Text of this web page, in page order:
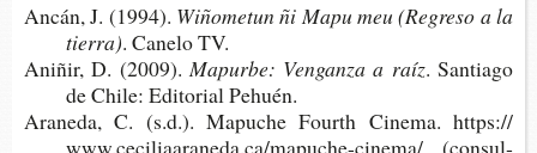
Ancán, J. (1994). Wiño­me­tun ñi Mapu meu (Regre­so a la
tierra). Cane­lo TV.
Aniñir, D. (2009).Mapur­be: Ven­gan­za a raíz. San­tia­go
de Chile: Edi­to­rial Pehuén.
Ara­ne­da, C. (s.d.). Mapu­che Fourth Cine­ma. https://​